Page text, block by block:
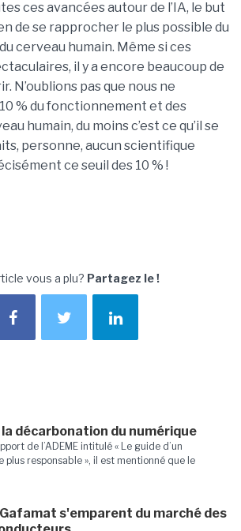
ces avancées autour de l’IA, le but
de se rapprocher le plus possible du
cerveau humain. Même si ces
il y a encore beaucoup de
N’oublions pas que nous ne
% du fonctionnement et des
humain, du moins c’est ce qu’il se
personne, aucun scientifique
ce seuil des 10 % !
vous a plu? Partagez le !
la décarbonation du numérique
de l’ADEME intitulé « Le guide d’un
plus responsable », il est mentionné que le
s'emparent du marché des